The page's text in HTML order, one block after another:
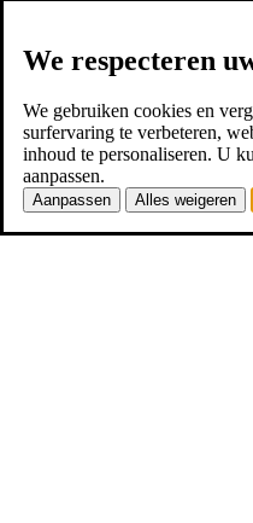
We respecteren
We gebruiken cookies en
surfervaring te verbeteren,
inhoud te personaliseren. U
aanpassen.
Aanpassen Alles weigeren